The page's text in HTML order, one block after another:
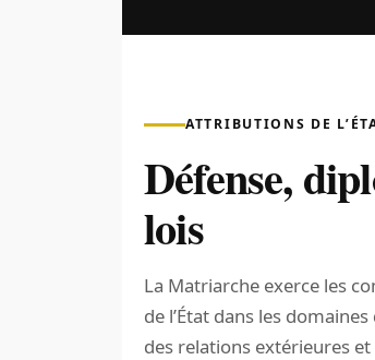
ATTRIBUTIONS DE
Défense,
lois
La Matriarche exerce les
de l’État dans les
des relations extérieures